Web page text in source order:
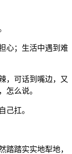
心；生活中遇到难
，可话到嘴边，又
怎么说。
己扛。
踏踏实实地犁地，